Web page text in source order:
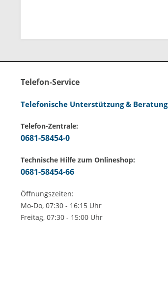
Telefon-Service
Telefonische Unterstützung & Beratung
Telefon-Zentrale:
0681-58454-0
Technische Hilfe zum Onlineshop:
0681-58454-66
Öffnungszeiten:
Mo-Do, 07:30 - 16:15 Uhr
Freitag, 07:30 - 15:00 Uhr